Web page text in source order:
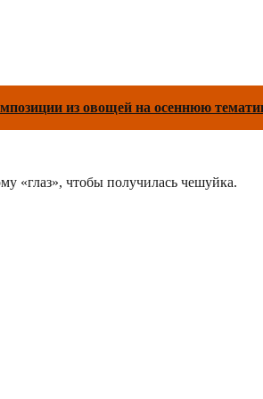
из овощей на осеннюю
«глаз», чтобы получилась чешуйка.